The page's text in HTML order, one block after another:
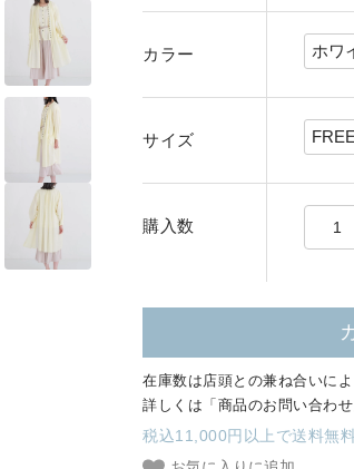
PANTS / LEGGINS
SKIRT
GOODS
FORMAL
カラー
サイズ
購入数
在庫数は店頭との兼ね合いによ
詳しくは「商品のお問い合わ
税込11,000円以上で送料無